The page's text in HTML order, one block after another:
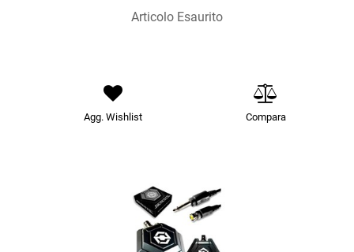
Articolo Esaurito
Agg. Wishlist Compara